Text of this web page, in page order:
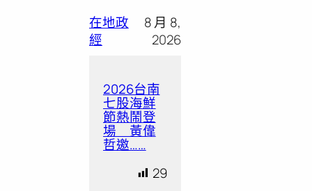
在地政
經
8 月 8,
2026
2026台南
七股海鮮
節熱鬧登
場 黃偉
哲邀……
29